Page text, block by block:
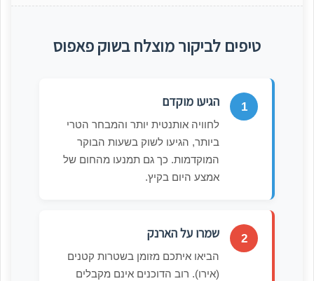
טיפים לביקור מוצלח בשוק פאפוס
1 הגיעו מוקדם
לחוויה אותנטית יותר והמבחר הטרי
ביותר, הגיעו לשוק בשעות הבוקר
המוקדמות. כך גם תמנעו מהחום של
אמצע היום בקיץ.
2 שמרו על הארנק
הביאו איתכם מזומן בשטרות קטנים
(אירו). רוב הדוכנים אינם מקבלים